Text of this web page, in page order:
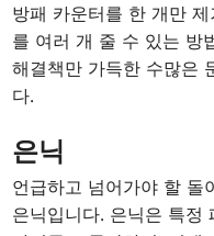
방패 카운터를 한 개만
를 여러 개 줄 수 있는 방
해결책만 가득한 수많은
다.
은닉
언급하고 넘어가야 할 돌
은닉입니다. 은닉은 특정